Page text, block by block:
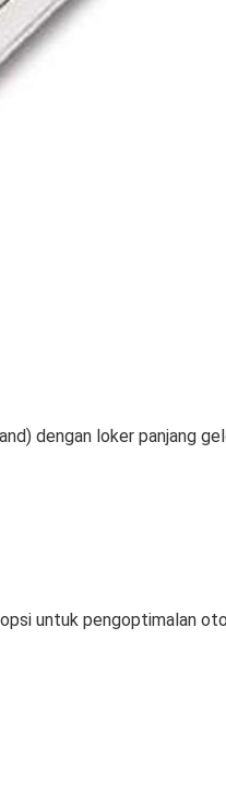
dengan loker panjang
untuk pengoptimalan